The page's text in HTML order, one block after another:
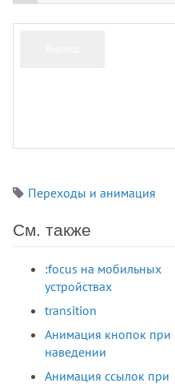
Переходы и анимация
См. также
:focus на мобильных
устройствах
transition
Анимация кнопок при
наведении
Анимация ссылок при